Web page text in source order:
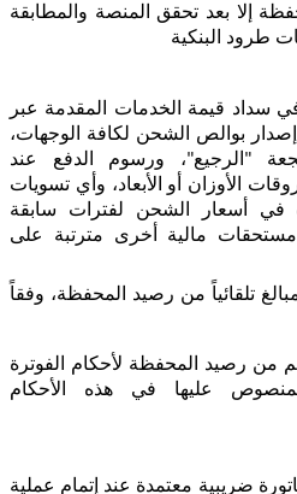
إلا بعد تحقق المنصة والمطابقة
طرود البنكية
سداد قيمة الخدمات المقدمة عبر
بوالص الشحن لكافة الوجهات،
"الرجيع"، ورسوم الدفع عند
الأوزان أو الأبعاد، وأي تسويات
في أسعار الشحن لفترات سابقة
مالية أخرى مترتبة على
تلقائياً من رصيد المحفظة، وفقاً
من رصيد المحفظة لأحكام الفوترة
عليها في هذه الأحكام
ضريبية معتمدة عند إتمام عملية